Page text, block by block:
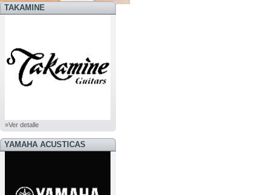
TAKAMINE
»Ver detalle
YAMAHA ACUSTICAS